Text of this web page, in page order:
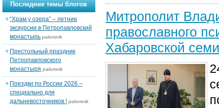
Митрополит
православного
Хабаровской
Последние темы блогов
“Храм у озера” – летние
экскурсии в Петропавловский
монастырь palomnik
Престольный праздник
Петропавловского
монастыря palomnik
Поездки по России 2026 –
специально для
дальневосточников ! palomnik